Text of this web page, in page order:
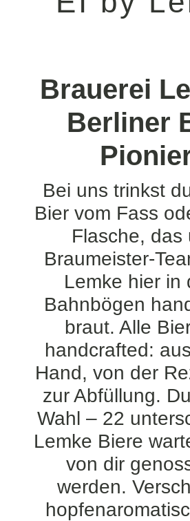
Brauerei
Berliner
Bei uns trinkst
Bier vom Fass
Flasche, das
Braumeister-
Lemke hier in
Bahnbögen
braut. Alle
handcrafted:
Hand, von der
zur Abfüllung.
Wahl – 22
Lemke Biere
von dir
werden.